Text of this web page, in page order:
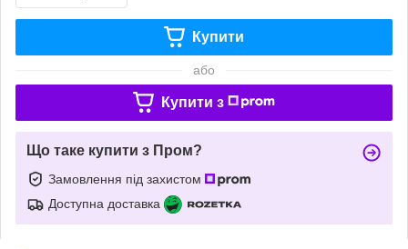
Купити
або
Купити з
Що таке купити з Пром?
Замовлення під захистом
Доступна доставка